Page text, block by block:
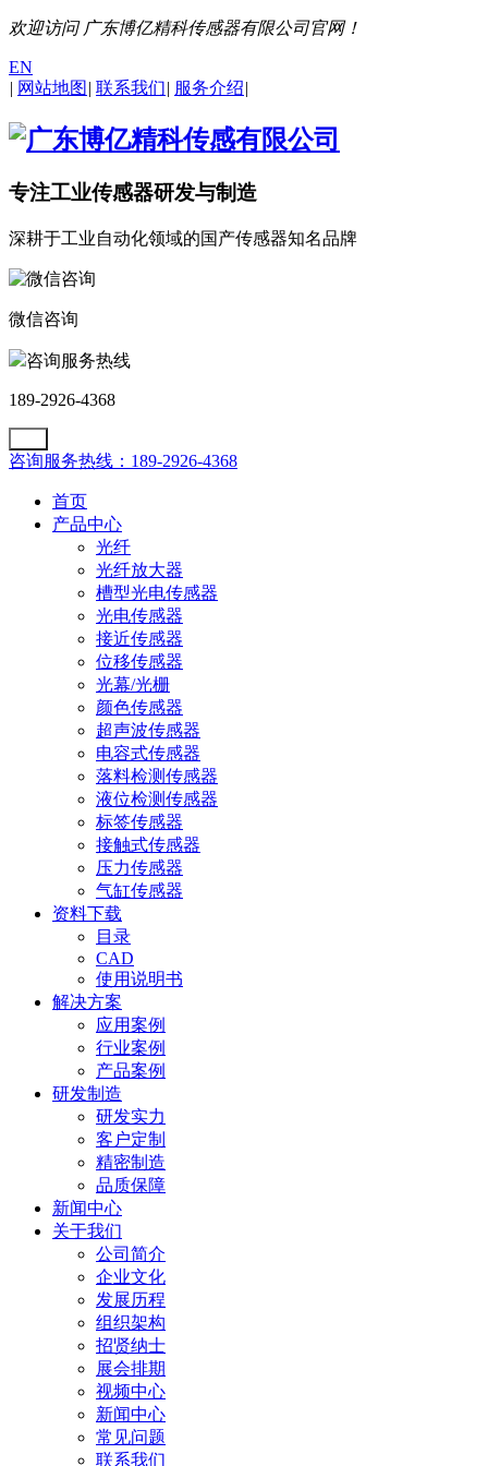
欢迎访问 广东博亿精科传感器有限公司官网！
EN
| 网站地图 | 联系我们| 服务介绍|
专注工业传感器研发与制造
深耕于工业自动化领域的国产传感器知名品牌
微信咨询
咨询服务热线
189-2926-4368
咨询服务热线：189-2926-4368
首页
产品中心
光纤
光纤放大器
槽型光电传感器
光电传感器
接近传感器
位移传感器
光幕/光栅
颜色传感器
超声波传感器
电容式传感器
落料检测传感器
液位检测传感器
标签传感器
接触式传感器
压力传感器
气缸传感器
资料下载
目录
CAD
使用说明书
解决方案
应用案例
行业案例
产品案例
研发制造
研发实力
客户定制
精密制造
品质保障
新闻中心
关于我们
公司简介
企业文化
发展历程
组织架构
招贤纳士
展会排期
视频中心
新闻中心
常见问题
联系我们